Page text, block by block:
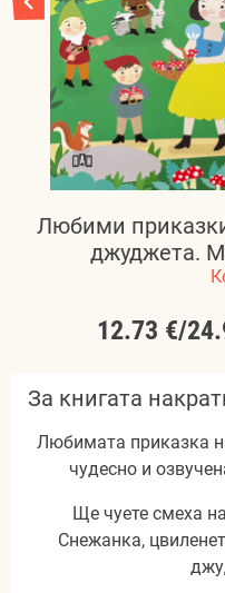
Любими
джуджета.
12.73 €/
За книгата
Любимата приказка
чудесно и
Ще чуете смеха
Снежанка,